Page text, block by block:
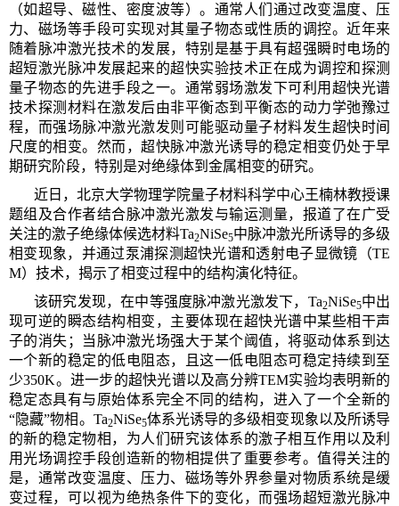
（如超导、磁性、密度波等）。通常人们通过改变温度、压
力、磁场等手段可实现对其量子物态或性质的调控。近年来
随着脉冲激光技术的发展，特别是基于具有超强瞬时电场的
超短激光脉冲发展起来的超快实验技术正在成为调控和探测
量子物态的先进手段之一。通常弱场激发下可利用超快光谱
技术探测材料在激发后由非平衡态到平衡态的动力学弛豫过
程，而强场脉冲激光激发则可能驱动量子材料发生超快时间
尺度的相变。然而，超快脉冲激光诱导的稳定相变仍处于早
期研究阶段，特别是对绝缘体到金属相变的研究。
近日，北京大学物理学院量子材料科学中心王楠林教授课
题组及合作者结合脉冲激光激发与输运测量，报道了在广受
关注的激子绝缘体候选材料Ta2NiSe5中脉冲激光所诱导的多级
相变现象，并通过泵浦探测超快光谱和透射电子显微镜（TE
M）技术，揭示了相变过程中的结构演化特征。
该研究发现，在中等强度脉冲激光激发下，Ta2NiSe5中出
现可逆的瞬态结构相变，主要体现在超快光谱中某些相干声
子的消失；当脉冲激光场强大于某个阈值，将驱动体系到达
一个新的稳定的低电阻态，且这一低电阻态可稳定持续到至
少350K。进一步的超快光谱以及高分辨TEM实验均表明新的
稳定态具有与原始体系完全不同的结构，进入了一个全新的
“隐藏”物相。Ta2NiSe5体系光诱导的多级相变现象以及所诱导
的新的稳定物相，为人们研究该体系的激子相互作用以及利
用光场调控手段创造新的物相提供了重要参考。值得关注的
是，通常改变温度、压力、磁场等外界参量对物质系统是缓
变过程，可以视为绝热条件下的变化，而强场超短激光脉冲